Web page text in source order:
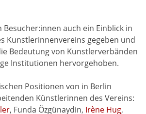
auch ein Einblick in
Kunstlerinnenvereins gegeben und
Bedeutung von Kunstlerverbänden
Institutionen hervorgehoben.
Positionen von in Berlin
Künstlerinnen des Vereins:
, Funda Özgünaydin, Irène Hug,